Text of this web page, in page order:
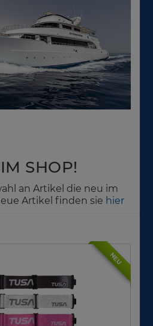
SHOP!
an Artikel die neu im
Artikel finden sie hier
NEU